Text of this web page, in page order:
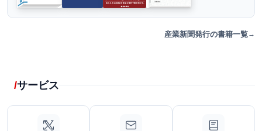
産業新聞発行の書籍一覧
サービス